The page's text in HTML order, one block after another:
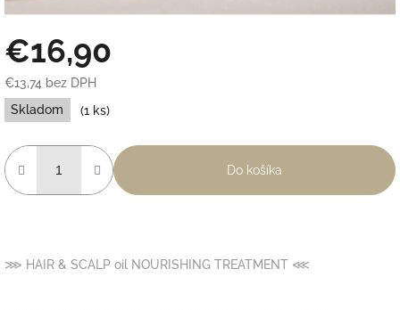
€16,90
€13,74 bez DPH
Jednotková
cena:
Skladom (1 ks)
Do košíka
⋙ HAIR & SCALP oil NOURISHING TREATMENT ⋘